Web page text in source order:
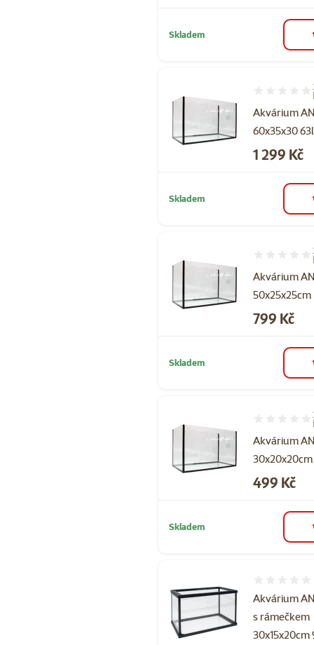
Skladem
Akvárium
60x35x30 63l
Hodnocení
Cena
1 299 Kč
Skladem
Akvárium
50x25x25cm
Hodnocení
Cena
799 Kč
Skladem
Akvárium
30x20x20cm
Hodnocení
Cena
499 Kč
Skladem
Akvárium
s rámečkem
30x15x20cm